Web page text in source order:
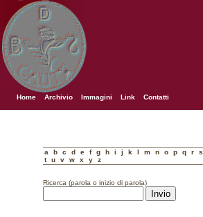
Home Archivio Immagini Link Contatti
a b c d e f g h i j k l m n o p q r
s
t
u v w x y z
Ricerca (parola o inizio di parola)